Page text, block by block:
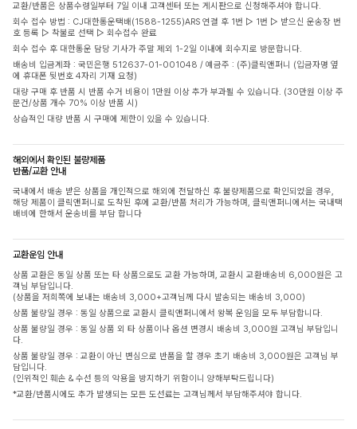
교환/반품은 상품수령일부터 7일 이내 고객센터 또는 게시판으로 신청해주셔야 합니다.
회수 접수 방법 : CJ대한통운택배(1588-1255)ARS 연결 후 1번 ▷ 1번 ▷ 받으신 운송장 번
호 등록 ▷ 착불로 선택 ▷ 회수접수 완료
회수 접수 후 대한통운 담당 기사가 주말 제외 1-2일 이내에 회수지로 방문합니다.
배송비 입금계좌 : 국민은행 512637-01-001048 / 예금주 : (주)클릭앤퍼니 (입금자명 옆
에 휴대폰 뒷번호 4자리 기재 요청)
대량 구매 후 반품 시 반품 수거 비용이 1만원 이상 추가 부과될 수 있습니다. (30만원 이상 주
문건/상품 개수 70% 이상 반품 시)
상습적인 대량 반품 시 구매에 제한이 있을 수 있습니다.
해외에서 확인된 불량제품
반품/교환 안내
국내에서 배송 받은 상품을 개인적으로 해외에 전달하신 후 불량제품으로 확인되었을 경우,
해당 제품이 클릭앤퍼니로 도착된 후에 교환/반품 처리가 가능하며, 클릭앤퍼니에서는 국내택
배비에 한해서 운송비를 부담 합니다
교환운임 안내
상품 교환은 동일 상품 또는 타 상품으로도 교환 가능하며, 교환시 교환배송비 6,000원은 고
객님 부담입니다.
(상품을 저희쪽에 보내는 배송비 3,000+고객님께 다시 발송되는 배송비 3,000)
상품 불량일 경우 : 동일 상품으로 교환시 클릭앤퍼니에서 왕복 운임을 모두 부담합니다.
상품 불량일 경우 : 동일 상품 외 타 상품이나 옵션 변경시 배송비 3,000원 고객님 부담입니
다.
상품 불량일 경우 : 교환이 아닌 변심으로 반품을 할 경우 초기 배송비 3,000원은 고객님 부
담입니다.
(인위적인 훼손 & 수선 등의 악용을 방지하기 위함이니 양해부탁드립니다)
*교환/반품시에도 추가 발생되는 모든 도선료는 고객님께서 부담해주셔야 합니다.